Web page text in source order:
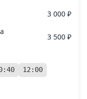
3 000 ₽
3 500 ₽
12:00